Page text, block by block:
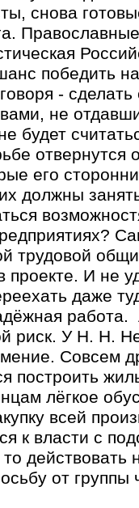
снова
победить
-
не
будет
отвернутся
его
должны
трудовой
проекте. И не
даже
работа.
риск. У Н. Н.
Совсем
построить
лёгкое
всей
к власти с
действовать
от группы